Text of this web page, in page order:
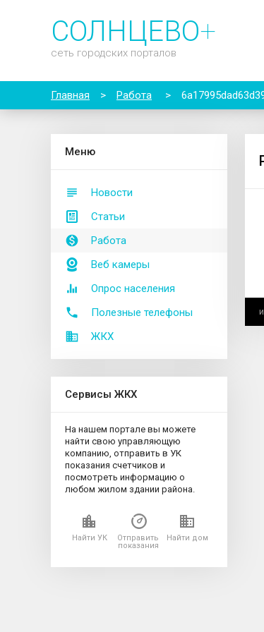
СОЛНЦЕВО+
сеть городских порталов
Главная > Работа >
Меню
Новости
Статьи
Работа
Веб камеры
Опрос населения
Полезные телефоны
ЖКХ
Сервисы ЖКХ
На нашем портале вы можете
найти свою управляющую
компанию, отправить в УК
показания счетчиков и
посмотреть информацию о
любом жилом здании района.
Найти УК
Отправить
показания
Найти дом